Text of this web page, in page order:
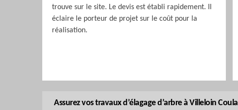
trouve sur le site. Le devis est établi rapidement. Il
éclaire le porteur de projet sur le coût pour la
réalisation.
Assurez vos travaux d’élagage d’arbre à Villeloin